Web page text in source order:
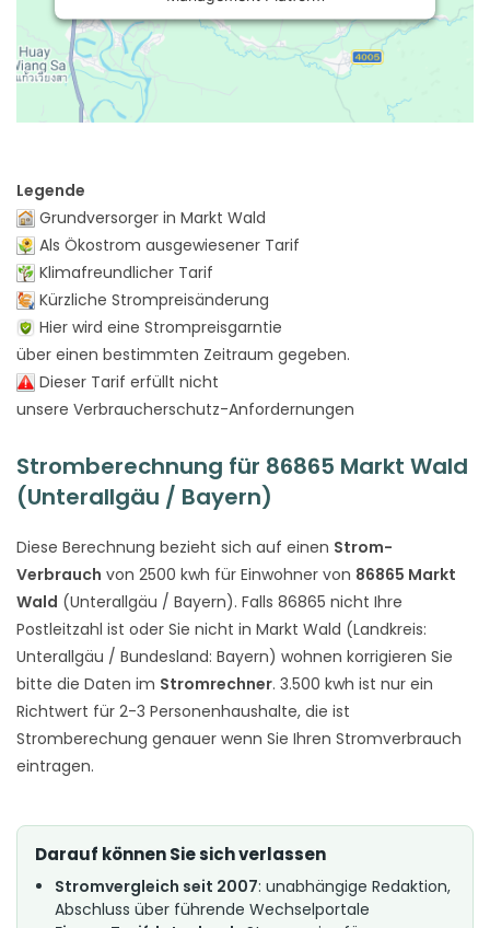
Legende
Grundversorger in Markt Wald
Als Ökostrom ausgewiesener Tarif
Klimafreundlicher Tarif
Kürzliche Strompreisänderung
Hier wird eine Strompreisgarntie
über einen bestimmten Zeitraum gegeben.
Dieser Tarif erfüllt nicht
unsere Verbraucherschutz-Anfordernungen
Stromberechnung für 86865 Markt Wald
(Unterallgäu / Bayern)
Diese Berechnung bezieht sich auf einen Strom-
Verbrauch von 2500 kwh für Einwohner von 86865 Markt
Wald (Unterallgäu / Bayern). Falls 86865 nicht Ihre
Postleitzahl ist oder Sie nicht in Markt Wald (Landkreis:
Unterallgäu / Bundesland: Bayern) wohnen korrigieren Sie
bitte die Daten im Stromrechner. 3.500 kwh ist nur ein
Richtwert für 2-3 Personenhaushalte, die ist
Stromberechung genauer wenn Sie Ihren Stromverbrauch
eintragen.
Darauf können Sie sich verlassen
Stromvergleich seit 2007: unabhängige Redaktion,
Abschluss über führende Wechselportale